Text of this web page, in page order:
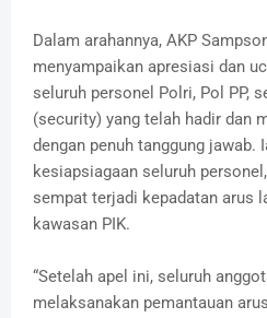
Dalam arahannya, AKP
menyampaikan apresiasi dan
seluruh personel Polri, Pol PP,
(security) yang telah hadir dan
dengan penuh tanggung jawab.
kesiapsiagaan seluruh
sempat terjadi kepadatan arus
kawasan PIK.
“Setelah apel ini, seluruh
melaksanakan pemantauan